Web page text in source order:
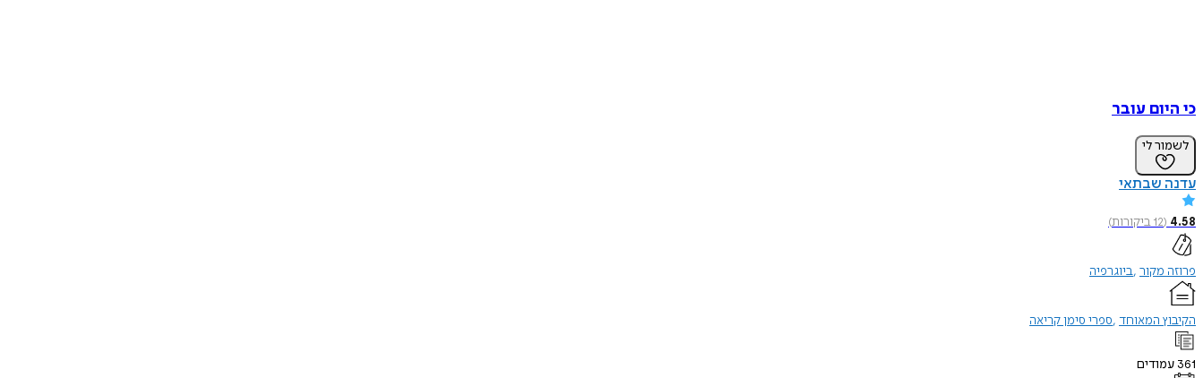
כי היום עובר
לשמור לי
עדנה שבתאי
4.58
(
12ביקורות)
פרוזה מקור ביוגרפיה
הקיבוץ המאוחד ספרי סימן קריאה
361 עמודים